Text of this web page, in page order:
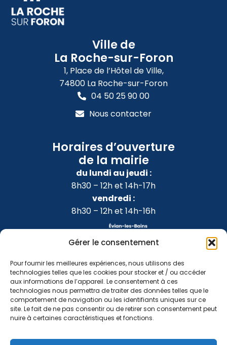
Gérer le consentement
Pour fournir les meilleures expériences, nous utilisons des
technologies telles que les cookies pour stocker et / ou accéder
aux informations de l’appareil. Le consentement à ces
technologies nous permettra de traiter des données telles que le
comportement de navigation ou les identifiants uniques sur ce
site. Le fait de ne pas consentir ou de retirer son consentement peut
nuire à certaines caractéristiques et fonctions.
Ville de
La Roche-sur-Foron
1, Place de l’Hôtel de Ville,
74800 La Roche-sur-Foron
04 50 25 90 00
Nous contacter
Horaires d’ouverture
de la mairie
du lundi au jeudi :
8h30 – 12h et 14h-17h
vendredi :
8h30 – 12h et 14h-16h